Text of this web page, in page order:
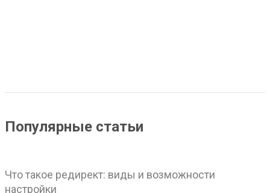
Популярные статьи
Что такое редирект: виды и возможности
настройки